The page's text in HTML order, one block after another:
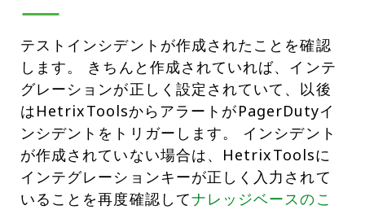
テストインシデントが作成されたことを確認
します。 きちんと作成されていれば、インテ
グレーションが正しく設定されていて、以後
はHetrixToolsからアラートがPagerDutyイ
ンシデントをトリガーします。 インシデント
が作成されていない場合は、HetrixToolsに
インテグレーションキーが正しく入力されて
いることを再度確認してナレッジベースのこ